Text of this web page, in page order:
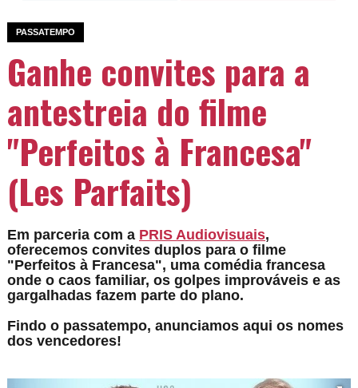
PASSATEMPO
Ganhe convites para a
antestreia do filme
"Perfeitos à Francesa"
(Les Parfaits)
Em parceria com a PRIS Audiovisuais,
oferecemos convites duplos para o filme
"Perfeitos à Francesa", umacomédia francesa
onde o caos familiar, os golpes improváveis e as
gargalhadas fazem parte do plano.
Findo o passatempo, anunciamos aqui os nomes
dos vencedores!